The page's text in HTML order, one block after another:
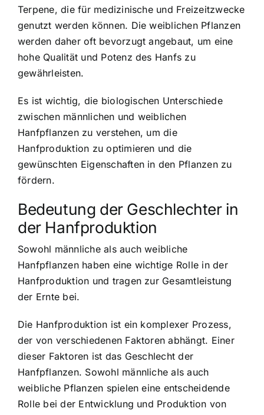
Terpene, die für medizinische und Freizeitzwecke
genutzt werden können. Die weiblichen Pflanzen
werden daher oft bevorzugt angebaut, um eine
hohe Qualität und Potenz des Hanfs zu
gewährleisten.
Es ist wichtig, die biologischen Unterschiede
zwischen männlichen und weiblichen
Hanfpflanzen zu verstehen, um die
Hanfproduktion zu optimieren und die
gewünschten Eigenschaften in den Pflanzen zu
fördern.
Bedeutung der Geschlechter in
der Hanfproduktion
Sowohl männliche als auch weibliche
Hanfpflanzen haben eine wichtige Rolle in der
Hanfproduktion und tragen zur Gesamtleistung
der Ernte bei.
Die Hanfproduktion ist ein komplexer Prozess,
der von verschiedenen Faktoren abhängt. Einer
dieser Faktoren ist das Geschlecht der
Hanfpflanzen. Sowohl männliche als auch
weibliche Pflanzen spielen eine entscheidende
Rolle bei der Entwicklung und Produktion von